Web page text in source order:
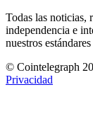
Todas las noticias,
independencia e
nuestros
© Cointelegraph
Privacidad